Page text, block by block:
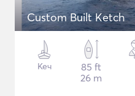
Custom Built Ketch
Кеч
85 ft
26 m